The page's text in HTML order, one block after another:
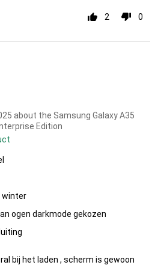
2 0
about the Samsung Galaxy A35
Edition
winter
ogen darkmode gekozen
bij het laden , scherm is gewoon